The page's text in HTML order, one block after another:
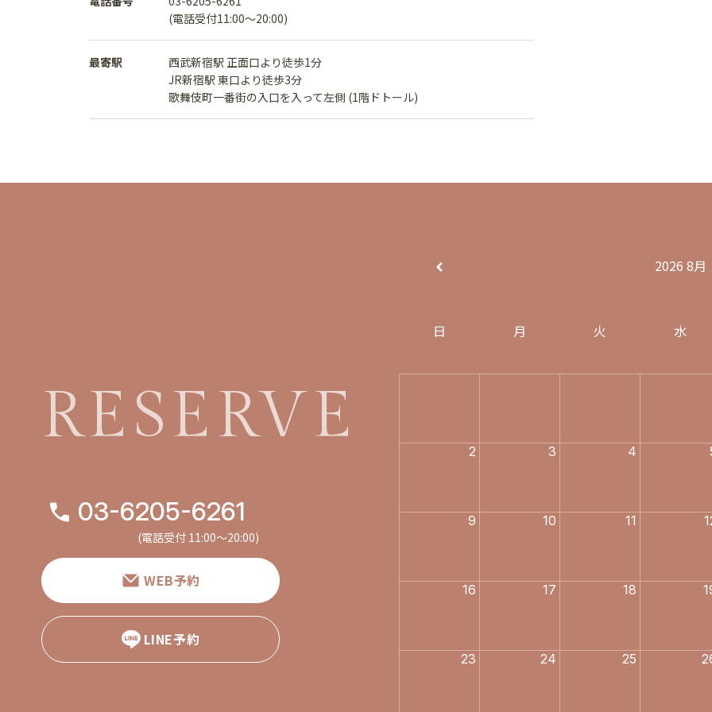
(電話受付11:00〜20:00)
最寄駅
西武新宿駅 正面口より徒歩1分
JR新宿駅 東口より徒歩3分
歌舞伎町一番街の入口を入って左側 (1階ドトール)
RESERVE
03-6205-6261
(電話受付 11:00〜20:00)
WEB予約
LINE予約
2026 8月
日 月 火 水
2 3 4
9 10 11
16 17 18
23 24 25